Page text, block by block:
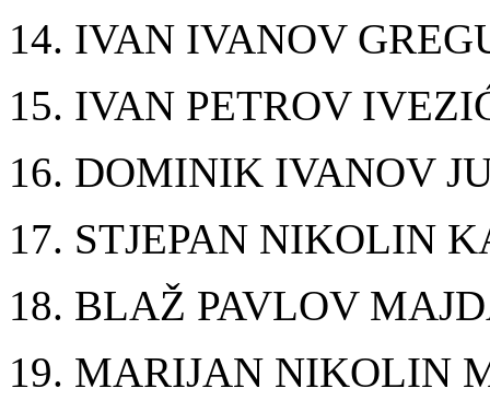
14. IVAN IVANOV
15. IVAN PETROV
16. DOMINIK IVANOV
17. STJEPAN NIKOLIN
18. BLAŽ PAVLOV
19. MARIJAN NIKOLIN